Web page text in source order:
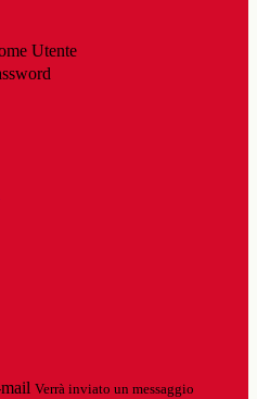
Utente
Verrà inviato un messaggio